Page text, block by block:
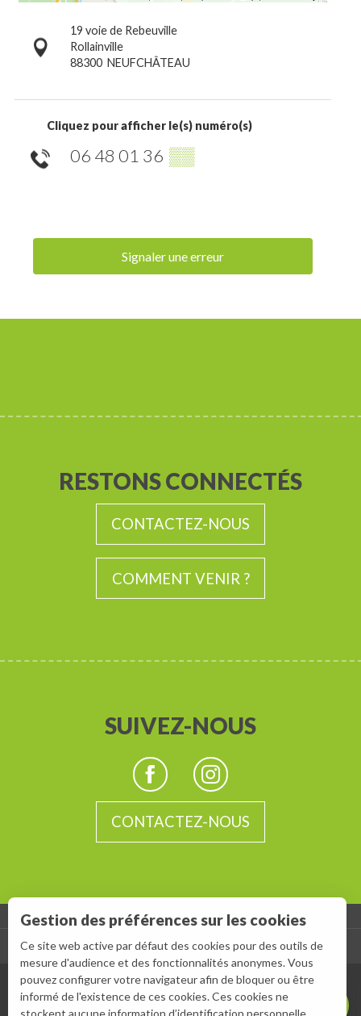
Description
19 voie de Rebeuville
Rollainville
88300 NEUFCHÂTEAU
Cliquez pour afficher le(s) numéro(s)
06 48 01 36 ▒▒
Signaler une erreur
RESTONS CONNECTÉS
CONTACTEZ-NOUS
COMMENT VENIR ?
SUIVEZ-NOUS
CONTACTEZ-NOUS
ESPACE GROUPES - ESPACE PRESSE
Gestion des préférences sur les cookies
Ce site web active par défaut des cookies pour des outils de
mesure d'audience et des fonctionnalités anonymes. Vous
pouvez configurer votre navigateur afin de bloquer ou être
informé de l'existence de ces cookies. Ces cookies ne
stockent aucune information d’identification personnelle.